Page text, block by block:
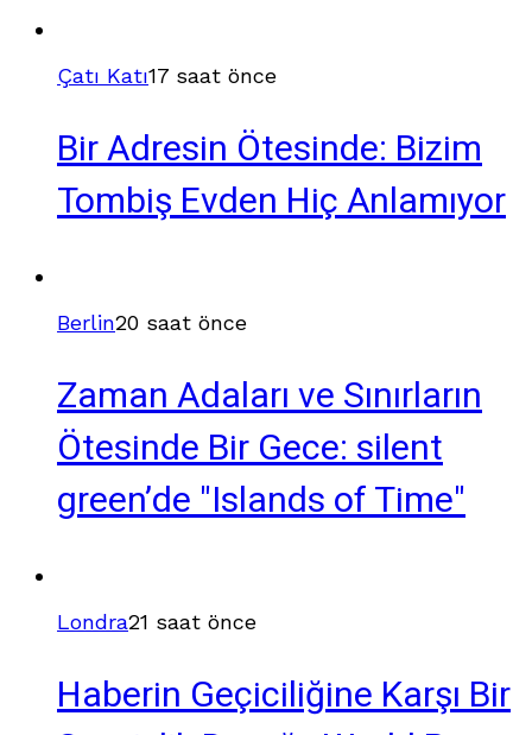
Çatı Katı17 saat önce
Bir Adresin Ötesinde: Bizim
Tombiş Evden Hiç Anlamıyor
Berlin20 saat önce
Zaman Adaları ve Sınırların
Ötesinde Bir Gece: silent
green’de "Islands of Time"
Londra21 saat önce
Haberin Geçiciliğine Karşı Bir